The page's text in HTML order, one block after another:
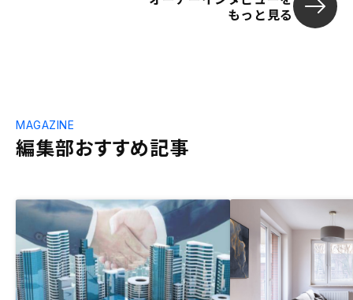
もっと見る
編集部おすすめ記事
MAGAZINE